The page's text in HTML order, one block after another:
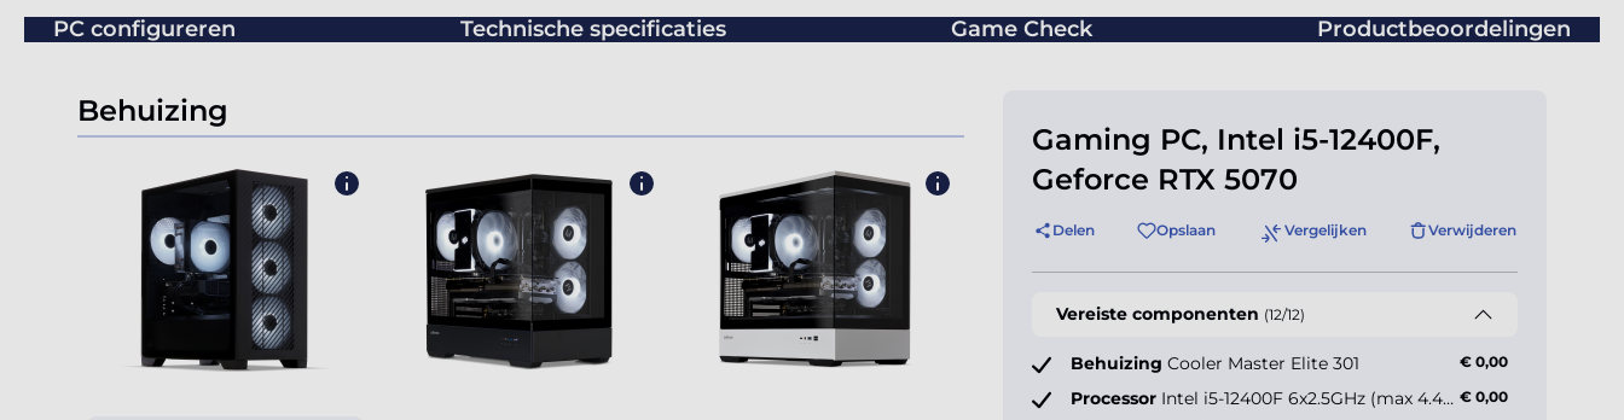
PC configureren Technische specificaties Game Check Productbeoordelingen
Behuizing
Gaming PC, Intel i5-12400F,
Geforce RTX 5070
Delen Opslaan Vergelijken Verwijderen
Vereiste componenten (12/12)
Behuizing Cooler Master Elite 301 € 0,00
Processor Intel i5-12400F 6x2.5GHz (max 4.4GHz) € 0,00